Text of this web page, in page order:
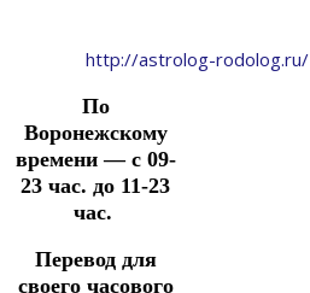
http://astrolog-rodolog.ru/
По
Воронежскому
времени — с 09-
23 час. до 11-23
час.
Перевод для
своего часового